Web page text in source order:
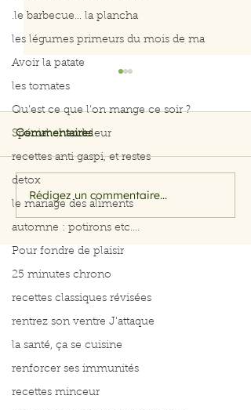
.le barbecue... la plancha
les légumes primeurs du mois de ma
Avoir la patate
les tomates
Qu’est ce que l’on mange ce soir ?
Spécial chandeleur
recettes anti gaspi, et restes
detox
le mariage des aliments
automne : potirons etc....
Pour fondre de plaisir
25 minutes chrono
recettes classiques révisées
rentrez son ventre J'attaque
la santé, ça se cuisine
renforcer ses immunités
recettes minceur
Filet de saumon aux
herbes et citron
Commentaires
Rédigez un commentaire...